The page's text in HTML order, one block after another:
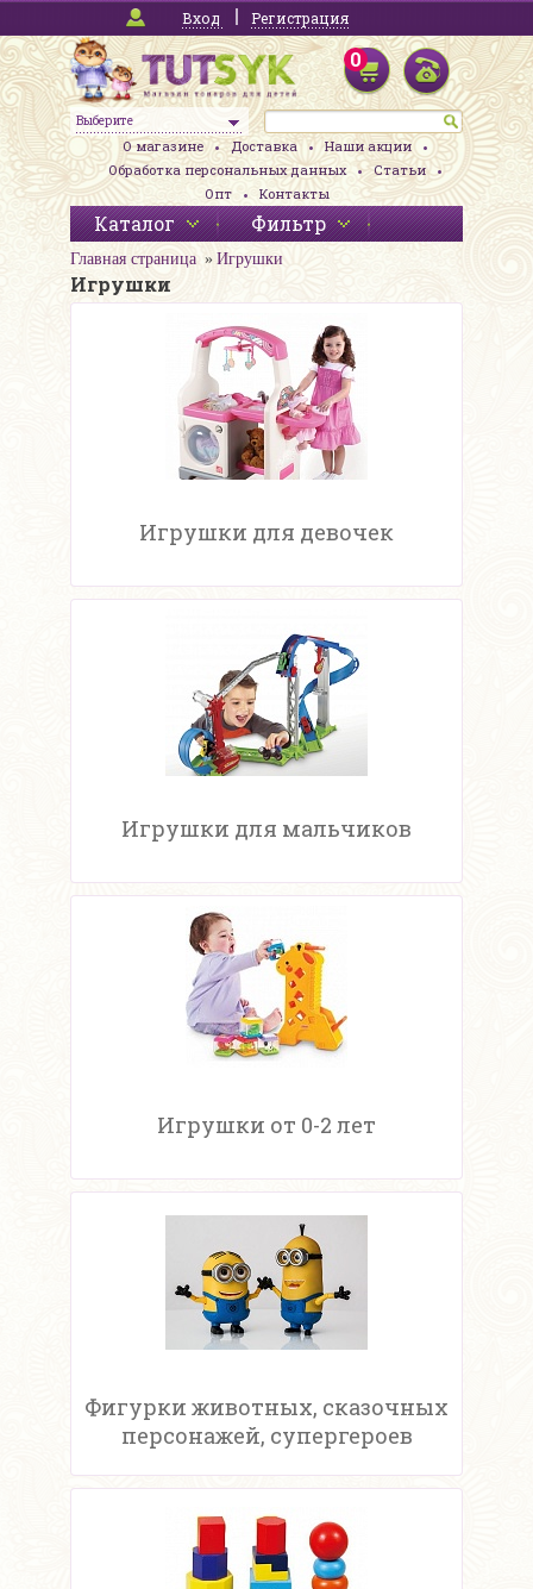
Вход Регистрация
Выберите
0
О магазине Доставка
Наши акции
Обработка персональных данных
Статьи
Опт
Контакты
Каталог Фильтр
Главная страница Игрушки
Игрушки
Игрушки для девочек
Игрушки для мальчиков
Игрушки от 0-2 лет
Фигурки животных, сказочных
персонажей, супергероев